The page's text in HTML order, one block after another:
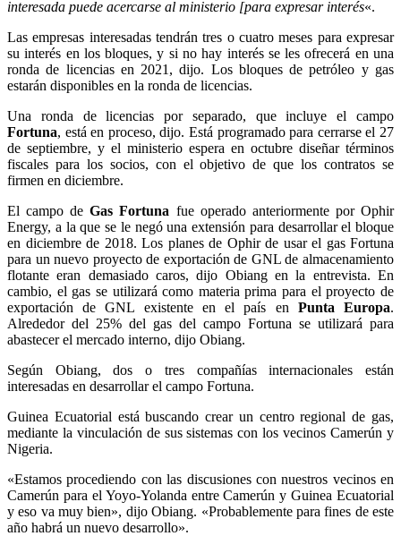
interesada puede acercarse al ministerio [para expresar interés«.
Las empresas interesadas ​​tendrán tres o cuatro meses para expresar
su interés en los bloques, y si no hay interés se les ofrecerá en una
ronda de licencias en 2021, dijo. Los bloques de petróleo y gas
estarán disponibles en la ronda de licencias.
Una ronda de licencias por separado, que incluye el campo
Fortuna, está en proceso, dijo. Está programado para cerrarse el 27
de septiembre, y el ministerio espera en octubre diseñar términos
fiscales para los socios, con el objetivo de que los contratos se
firmen en diciembre.
El campo deGas Fortuna fue operado anteriormente por Ophir
Energy, a la que se le negó una extensión para desarrollar el bloque
en diciembre de 2018. Los planes de Ophir de usar el gas Fortuna
para un nuevo proyecto de exportación de GNL de almacenamiento
flotante eran demasiado caros, dijo Obiang en la entrevista. En
cambio, el gas se utilizará como materia prima para el proyecto de
exportación de GNL existente en el país en Punta Europa.
Alrededor del 25% del gas del campo Fortuna se utilizará para
abastecer el mercado interno, dijo Obiang.
Según Obiang, dos o tres compañías internacionales están
interesadas en desarrollar el campo Fortuna.
Guinea Ecuatorial está buscando crear un centro regional de gas,
mediante la vinculación de sus sistemas con los vecinos Camerún y
Nigeria.
«Estamos procediendo con las discusiones con nuestros vecinos en
Camerún para el Yoyo-Yolanda entre Camerún y Guinea Ecuatorial
y eso va muy bien», dijo Obiang. «Probablemente para fines de este
año habrá un nuevo desarrollo».